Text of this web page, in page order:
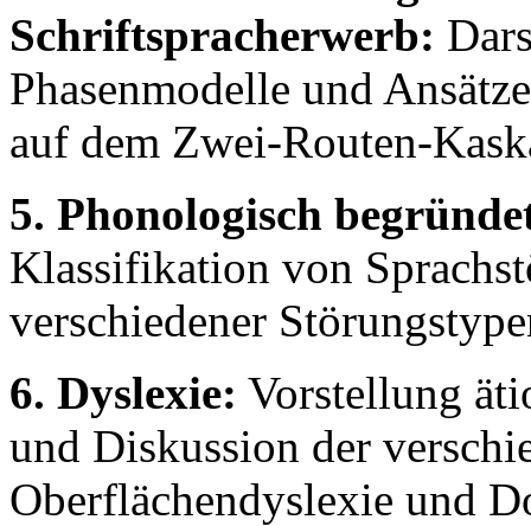
Schriftspracherwerb:
Phasenmodelle und
auf dem Zwei-Routen-
5. Phonologisch
Klassifikation von
verschiedener
6. Dyslexie: Vorstellung
und Diskussion der
Oberflächendyslexie und